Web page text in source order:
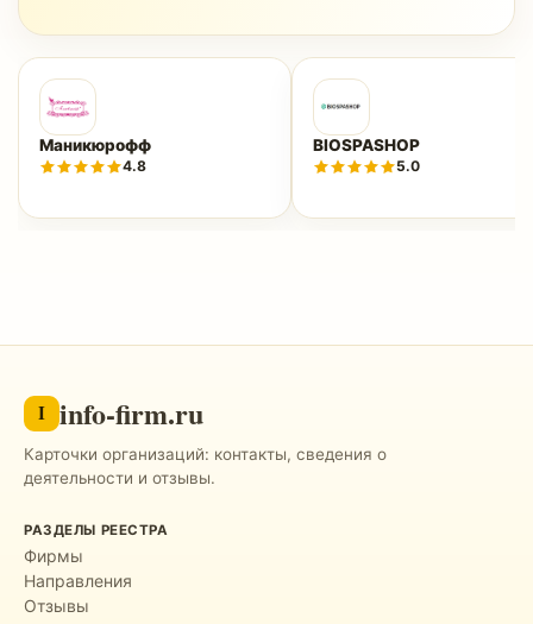
Маникюрофф
4.8
BIOSPASHOP
5.0
I info-firm.ru
Карточки организаций: контакты, сведения о
деятельности и отзывы.
РАЗДЕЛЫ РЕЕСТРА
Фирмы
Направления
Отзывы